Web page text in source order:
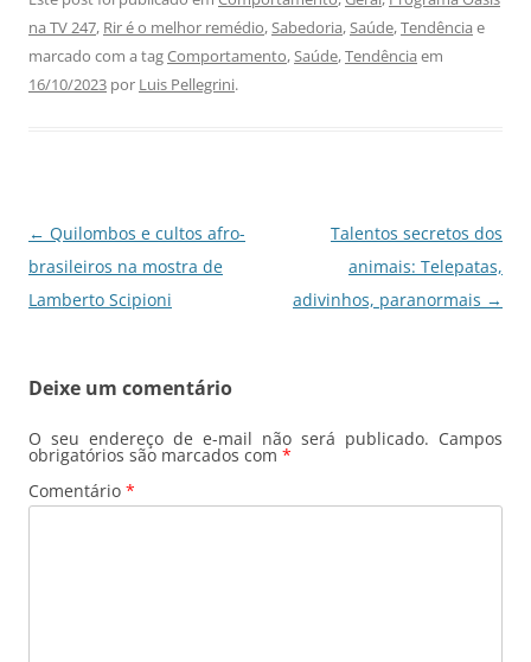
e
b
s
A
e
dI
gr
a
l e
na TV 247, Rir é o melhor remédio,Sabedoria,Saúde,Tendência e
marcado com a tagComportamento,Saúde,Tendência em
16/10/2023 por Luis Pellegrini.
Navegação
de
posts
← Quilombos e cultos afro-
brasileiros na mostra de
Lamberto Scipioni
Talentos secretos dos
animais: Telepatas,
adivinhos, paranormais →
Deixe um comentário
O seu endereço de e-mail não será publicado. Campos
obrigatórios são marcados com *
Comentário *